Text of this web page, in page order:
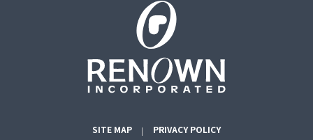
SITE MAP PRIVACY POLICY